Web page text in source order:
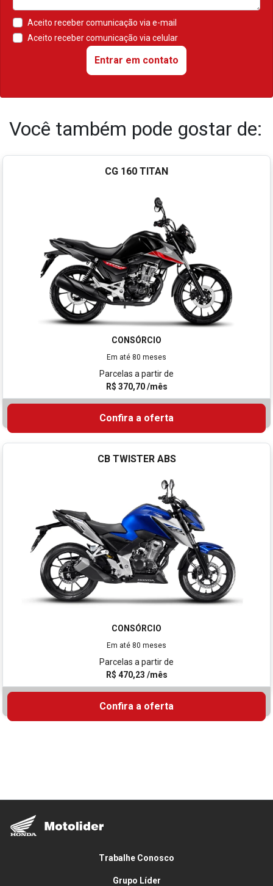
Aceito receber comunicação via e-mail
Aceito receber comunicação via celular
Entrar em contato
Você também pode gostar de:
CG 160 TITAN
CONSÓRCIO
Em até 80 meses
Parcelas a partir de
R$ 370,70 /mês
Confira a oferta
CB TWISTER ABS
CONSÓRCIO
Em até 80 meses
Parcelas a partir de
R$ 470,23 /mês
Confira a oferta
Trabalhe Conosco
Grupo Líder